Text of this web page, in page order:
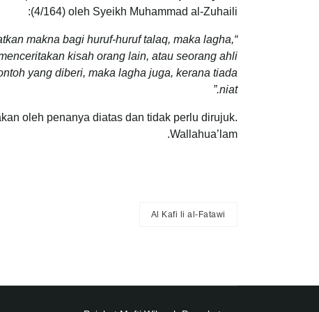
(4/164) oleh Syeikh Muhammad al-Zuhaili:
makna bagi huruf-huruf talaq, maka lagha,
kisah orang lain, atau seorang ahli
yang diberi, maka lagha juga, kerana tiada
niat.”
oleh penanya diatas dan tidak perlu dirujuk.
Wallahua’lam.
Al Kafi li al-Fatawi